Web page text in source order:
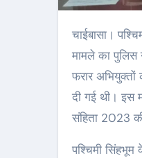
चाईबासा। पश्चिम सिंहभूम जिला स्थित सदर थाना क्षेत्र के न्यू कॉलोनी नीमडीह में 14 जुलाई को सुमित सिंह यादव की गोली मारकर हत्या के
मामले का पुलिस
फरार अभियुक्तों
दी गई थी। इस
संहिता 2023
पश्चिमी